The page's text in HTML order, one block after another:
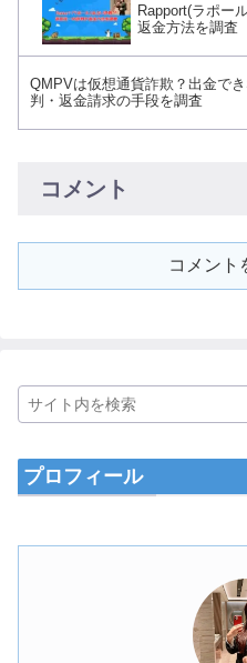
Rapport(ラポー
返金方法を調査
QMPVは仮想通貨詐欺？出金で
判・返金請求の手段を調査
コメント
コメント
プロフィール